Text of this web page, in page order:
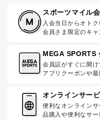
スポーツマイル
入会当日からオト
会員さま限定のキャ
MEGA SPORTS
会員証がすぐに開け
アプリクーポンや最
オンラインサー
便利なオンライン
品購入や便利なサー